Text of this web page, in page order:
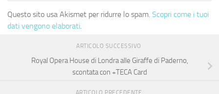
Questo sito usa Akismet per ridurre lo spam. Scopri come i tuoi
dati vengono elaborati.
ARTICOLO SUCCESSIVO
Royal Opera House di Londra alle Giraffe di Paderno,
scontata con +TECA Card
ARTICOLO PRECEDENTE